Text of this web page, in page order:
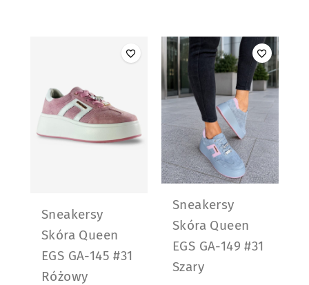
Sneakersy
Skóra Queen
EGS GA-145 #31
Różowy
Sneakersy
Skóra Queen
EGS GA-149 #31
Szary